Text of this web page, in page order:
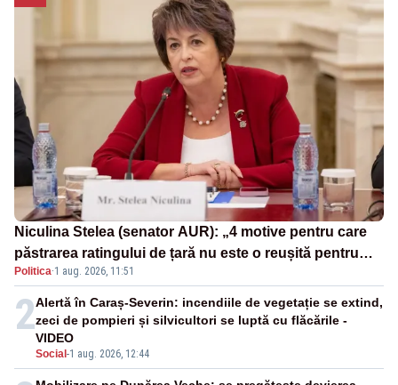
Niculina Stelea (senator AUR): „4 motive pentru care
păstrarea ratingului de țară nu este o reușită pentru
Guvernul Bolojan”
Politica·1 aug. 2026, 11:51
2
Social -1 aug. 2026, 12:44
Alertă în Caraș-Severin: incendiile de vegetație se extind,
zeci de pompieri și silvicultori se luptă cu flăcările -
VIDEO